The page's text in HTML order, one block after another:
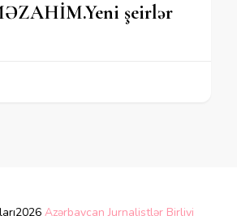
şeirlər
Azərbaycan Jurnalistlər Birliyi